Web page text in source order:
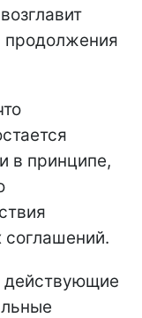
продолжения
в принципе,
действующие